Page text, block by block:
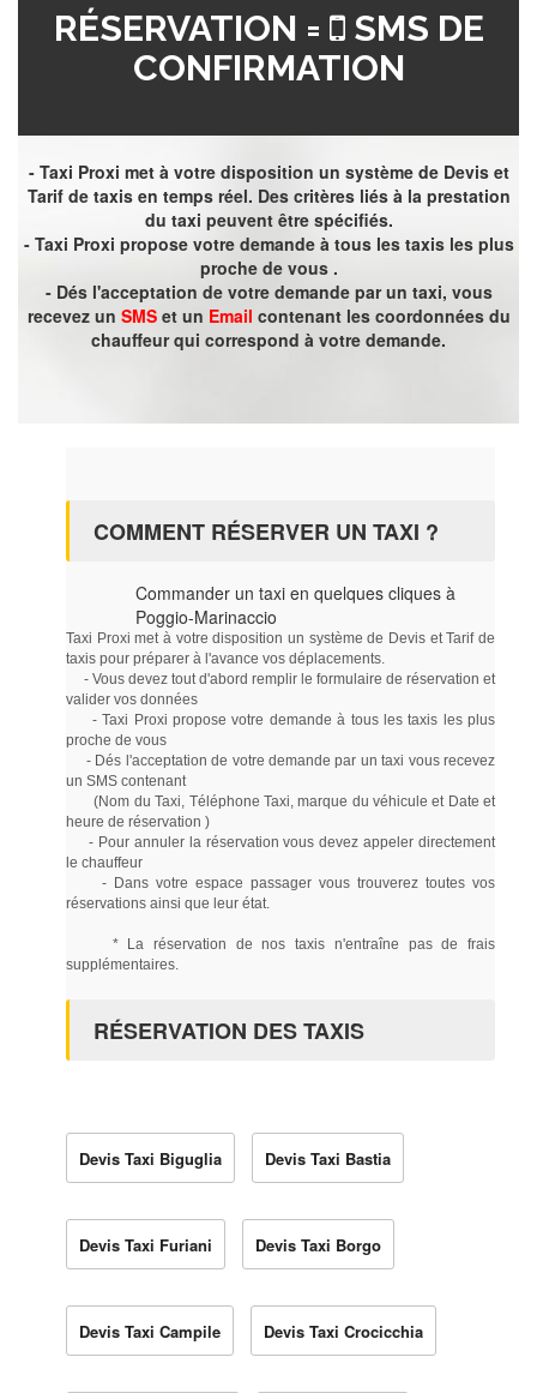
RÉSERVATION =
SMS DE
CONFIRMATION
- Taxi Proxi met à votre disposition un système de Devis et
Tarif de taxis en temps réel. Des critères liés à la prestation
du taxi peuvent être spécifiés.
- Taxi Proxi propose votre demande à tous les taxis les plus
proche de vous .
- Dés l'acceptation de votre demande par un taxi, vous
recevez un SMSet un Email contenant les coordonnées du
chauffeur qui correspond à votre demande.
COMMENT RÉSERVER UN TAXI ?
Commander un taxi en quelques cliques à
Poggio-Marinaccio
Taxi Proxi met à votre disposition un système de Devis et Tarif de
taxis pour préparer à l'avance vos déplacements.
- Vous devez tout d'abord remplir le formulaire de réservation et
valider vos données
- Taxi Proxi propose votre demande à tous les taxis les plus
proche de vous
- Dés l'acceptation de votre demande par un taxi vous recevez
un SMS contenant
(Nom du Taxi, Téléphone Taxi, marque du véhicule et Date et
heure de réservation )
- Pour annuler la réservation vous devez appeler directement
le chauffeur
- Dans votre espace passager vous trouverez toutes vos
réservations ainsi que leur état.
* La réservation de nos taxis n'entraîne pas de frais
supplémentaires.
RÉSERVATION DES TAXIS
Devis Taxi Biguglia Devis Taxi Bastia
Devis Taxi Furiani Devis Taxi Borgo
Devis Taxi Campile Devis Taxi Crocicchia